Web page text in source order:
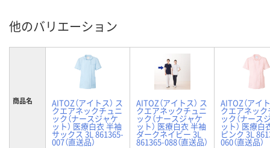
他のバリエーション
商品名 AITOZ（アイトス） ス
クエアネックチュニ
ック（ナースジャケ
ット） 医療白衣 半袖
サックス 3L 861365-
007（直送品）
AITOZ（アイトス） ス
クエアネックチュニ
ック（ナースジャケ
ット） 医療白衣 半袖
ダークネイビー 3L
861365-088（直送品）
AITOZ（アイ
クエアネック
ック（ナース
ット） 医療白
ピンク 3L
060（直送品）